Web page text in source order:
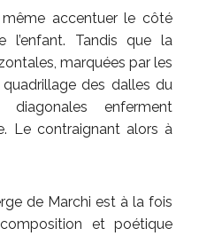
accentuer le côté
l’enfant. Tandis que la
marquées par les
des dalles du
enferment
Le contraignant alors à
de Marchi est à la fois
et poétique